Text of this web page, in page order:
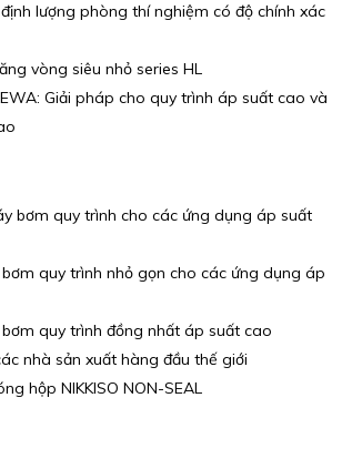
lượng phòng thí nghiệm có độ chính xác
vòng siêu nhỏ series HL
Giải pháp cho quy trình áp suất cao và
bơm quy trình cho các ứng dụng áp suất
quy trình nhỏ gọn cho các ứng dụng áp
quy trình đồng nhất áp suất cao
nhà sản xuất hàng đầu thế giới
hộp NIKKISO NON-SEAL